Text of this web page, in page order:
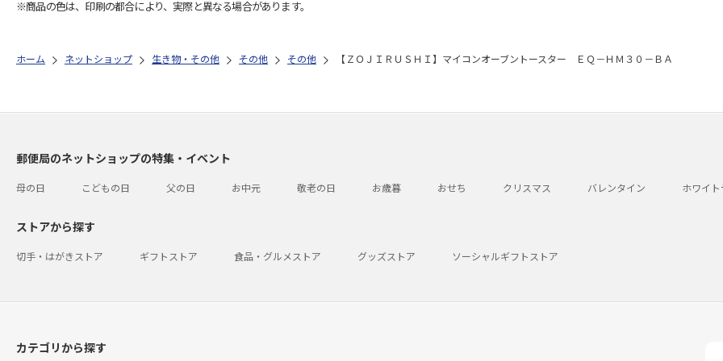
※商品の色は、印刷の都合により、実際と異なる場合があります。
ホーム ネットショップ 生き物・その他 その他 その他 【ＺＯＪＩＲＵＳＨＩ】マイコンオーブントースター ＥＱ－ＨＭ３０－ＢＡ
郵便局のネットショップの特集・イベント
母の日 こどもの日 父の日 お中元 敬老の日 お歳暮 おせち クリスマス バレンタイン ホワイ
ストアから探す
切手・はがきストア ギフトストア 食品・グルメストア グッズストア ソーシャルギフトストア
カテゴリから探す